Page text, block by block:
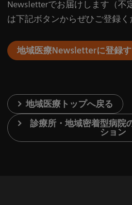
Newsletterでお届けします（不
は下記ボタンからぜひご登録く
地域医療Newsletterに登録
地域医療トップへ戻る
診療所・地域密着型病院
ション